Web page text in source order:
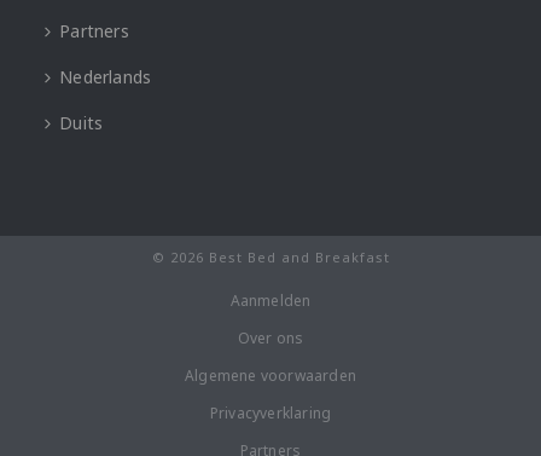
Partners
Nederlands
Duits
© 2026 Best Bed and Breakfast
Aanmelden
Over ons
Algemene voorwaarden
Privacyverklaring
Partners